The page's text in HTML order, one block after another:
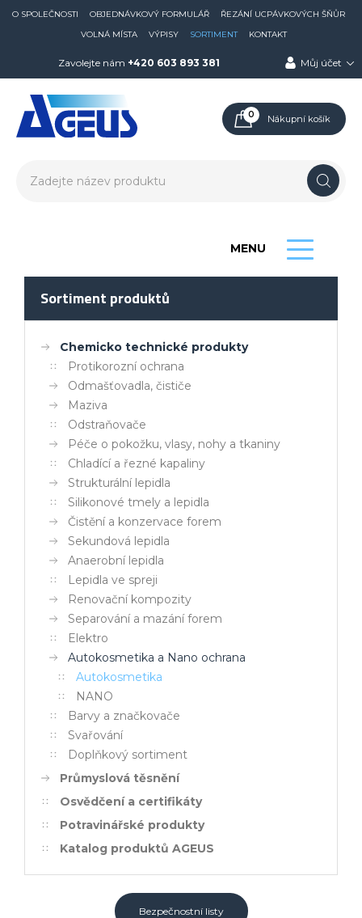
O SPOLEČNOSTI OBJEDNÁVKOVÝ FORMULÁŘ
ŘEZÁNÍ UCPÁVKOVÝCH ŠŇŮR
VOLNÁ MÍSTA
VÝPISY SORTIMENT KONTAKT
Zavolejte nám +420 603 893 381 Můj účet
0 Nákupní košík
MENU
Sortiment produktů
Chemicko technické produkty
Protikorozní ochrana
Odmašťovadla, čističe
Maziva
Odstraňovače
Péče o pokožku, vlasy, nohy a tkaniny
Chladící a řezné kapaliny
Strukturální lepidla
Silikonové tmely a lepidla
Čistění a konzervace forem
Sekundová lepidla
Anaerobní lepidla
Lepidla ve spreji
Renovační kompozity
Separování a mazání forem
Elektro
Autokosmetika a Nano ochrana
Autokosmetika
NANO
Barvy a značkovače
Svařování
Doplňkový sortiment
Průmyslová těsnění
Osvědčení a certifikáty
Potravinářské produkty
Katalog produktů AGEUS
Bezpečnostní listy